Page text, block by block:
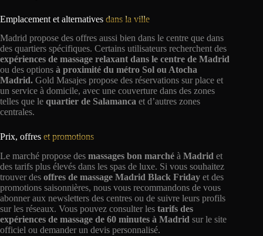
Emplacement et alternatives dans la ville
Madrid propose des offres aussi bien dans le centre que dans
des quartiers spécifiques. Certains utilisateurs recherchent des
expériences de massage relaxant dans le centre de Madrid
ou des options à proximité du métro Sol ou Atocha
Madrid. Gold Masajes propose des réservations sur place et
un service à domicile, avec une couverture dans des zones
telles que le quartier de Salamanca et d’autres zones
centrales.
Prix, offres et promotions
Le marché propose des massages bon marché à Madrid et
des tarifs plus élevés dans les spas de luxe. Si vous souhaitez
trouver des offres de massage Madrid Black Friday et des
promotions saisonnières, nous vous recommandons de vous
abonner aux newsletters des centres ou de suivre leurs profils
sur les réseaux. Vous pouvez consulter les tarifs des
expériences de massage de 60 minutes à Madrid sur le site
officiel ou demander un devis personnalisé.